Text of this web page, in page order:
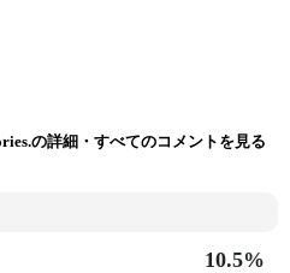
の詳細・すべてのコメントを見る
10.5%